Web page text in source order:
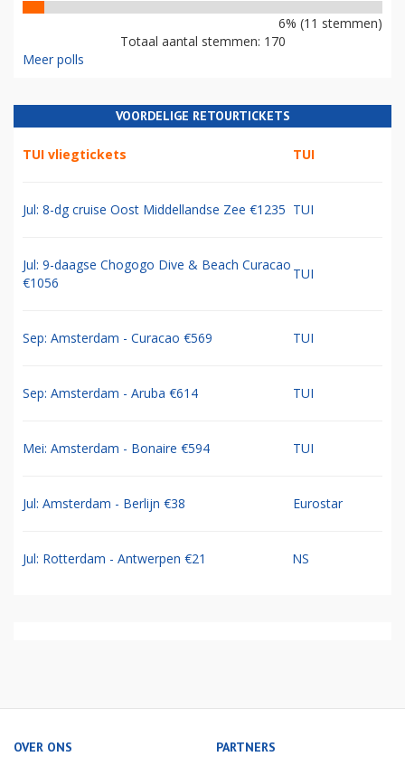
6% (11 stemmen)
Totaal aantal stemmen: 170
Meer polls
VOORDELIGE RETOURTICKETS
TUI vliegtickets TUI
Jul: 8-dg cruise Oost Middellandse Zee €1235 TUI
Jul: 9-daagse Chogogo Dive & Beach Curacao
€1056
TUI
Sep: Amsterdam - Curacao €569 TUI
Sep: Amsterdam - Aruba €614 TUI
Mei: Amsterdam - Bonaire €594 TUI
Jul: Amsterdam - Berlijn €38 Eurostar
Jul: Rotterdam - Antwerpen €21 NS
OVER ONS PARTNERS